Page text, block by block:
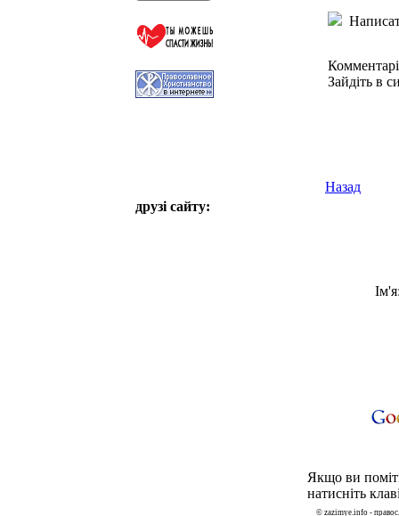
друзі сайту:
Зайдіть в
Назад
Якщо ви
натисніть
© zazimye.info -